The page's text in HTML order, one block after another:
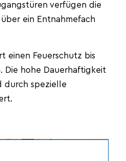
verfügen die
ein Entnahmefach
einen Feuerschutz bis
Die hohe Dauerhaftigkeit
durch spezielle